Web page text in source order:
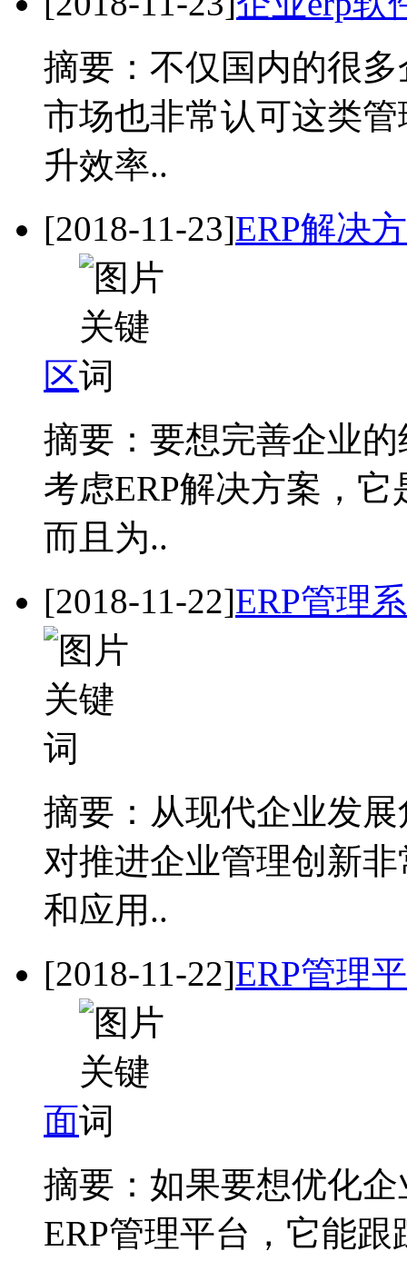
摘要：不仅国内的很
市场也非常认可这类
升效率..
[2018-11-23]ERP解决
区
摘要：要想完善企业
考虑ERP解决方案，
而且为..
[2018-11-22]ERP管理
摘要：从现代企业发
对推进企业管理创新
和应用..
[2018-11-22]ERP管理
面
摘要：如果要想优化
ERP管理平台，它能